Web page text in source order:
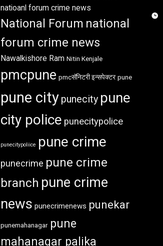
natioanl forum crime news
National Forum national
forum crime news
Nawalkishore Ram Nitin Kenjale
pmcpune pmcसॅनिटरी इन्सपेक्टर pune
pune city punecity pune
city police punecitypolice
punecitypoliice pune crime
punecrime pune crime
branch pune crime
news punecrimenews punekar
punemahanagar pune
mahanagar palika